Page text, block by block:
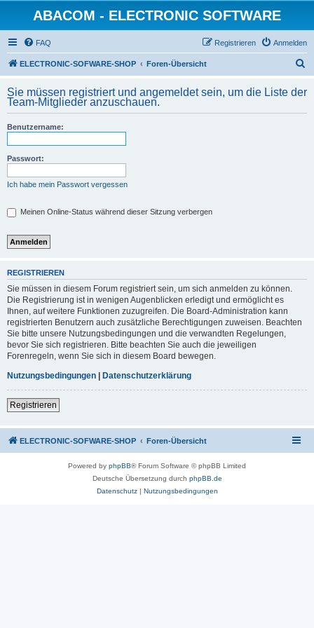
ABACOM - ELECTRONIC SOFTWARE
FAQ Anmelden
Registrieren
ELECTRONIC-SOFWARE-SHOP Foren-Übersicht
h
Sie müssen registriert und angemeldet sein, um die Liste der
Team-Mitglieder anzuschauen.
Benutzername:
Passwort:
Ich habe mein Passwort vergessen
Meinen Online-Status während dieser Sitzung verbergen
REGISTRIEREN
Sie müssen in diesem Forum registriert sein, um sich anmelden zu können.
Die Registrierung ist in wenigen Augenblicken erledigt und ermöglicht es
Ihnen, auf weitere Funktionen zuzugreifen. Die Board-Administration kann
registrierten Benutzern auch zusätzliche Berechtigungen zuweisen. Beachten
Sie bitte unsere Nutzungsbedingungen und die verwandten Regelungen,
bevor Sie sich registrieren. Bitte beachten Sie auch die jeweiligen
Forenregeln, wenn Sie sich in diesem Board bewegen.
Nutzungsbedingungen
Datenschutzerklärung
Registrieren
ELECTRONIC-SOFWARE-SHOP Foren-Übersicht
Powered by phpBB® Forum Software © phpBB Limited
Deutsche Übersetzung durch phpBB.de
Datenschutz| Nutzungsbedingungen